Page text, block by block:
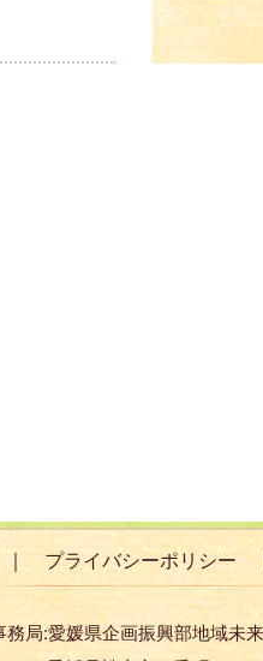
プライバシーポリシー
務局:愛媛県企画振興部地域未